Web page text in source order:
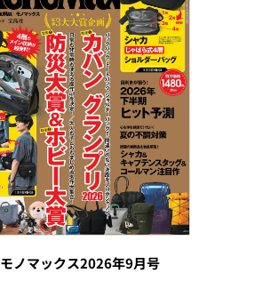
モノマックス2026年9月号